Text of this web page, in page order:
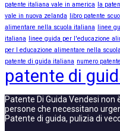
patente italiana vale in america
la
vale in nuova zelanda
libro patente
alimentare nella scuola italiana
linee
italiana
linee guida per l'educazione
per l educazione alimentare nella
patente di guida italiana numero
patente di
Patente Di Guida Vendesi non
persone che necessitano
Patente di guida, pulizia di